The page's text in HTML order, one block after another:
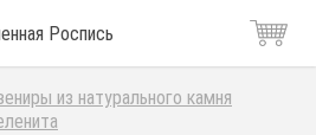
Роспись
из натурального камня